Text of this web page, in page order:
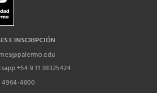
E INSCRIPCIÓN
+54 9 11 38325424
4964-4600